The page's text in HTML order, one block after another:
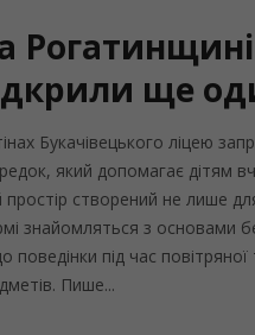
ще
Букачівецького ліцею
який допомагає дітям
простір створений не лише
знайомляться з основами
поведінки під час
Пише...